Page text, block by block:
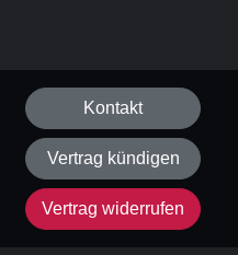
Kontakt
Vertrag kündigen
Vertrag widerrufen